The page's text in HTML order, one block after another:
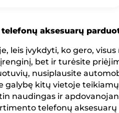
aksesuarų
leis įvykdyti, ko gero,
bet ir turėsite
nusiplausite
kitų vietoje teikiamų
naudingas ir
telefonų